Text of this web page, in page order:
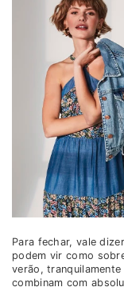
Para fechar, vale
podem vir como
verão,
combinam com